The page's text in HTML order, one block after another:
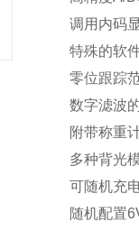
调用内码
特殊的软
零位跟踪
数字滤波
附带称重
多种背光
可随机充
随机配置